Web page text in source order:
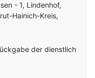
- 1, Lindenhof,
Hainich-Kreis,
der dienstlich